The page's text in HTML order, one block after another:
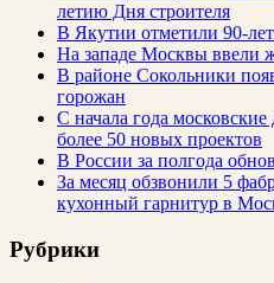
летию Дня строителя
В Якутии отметили 90-
На западе Москвы ввели
В районе Сокольники
горожан
С начала года
более 50 новых проектов
В России за полгода
За месяц обзвонили 5
кухонный гарнитур в
Рубрики